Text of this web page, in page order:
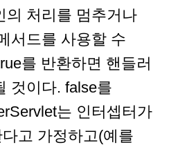
의 처리를 멈추거나
서드를 사용할 수
를 반환하면 핸들러
것이다. false를
는 인터셉터가
고 가정하고(예를